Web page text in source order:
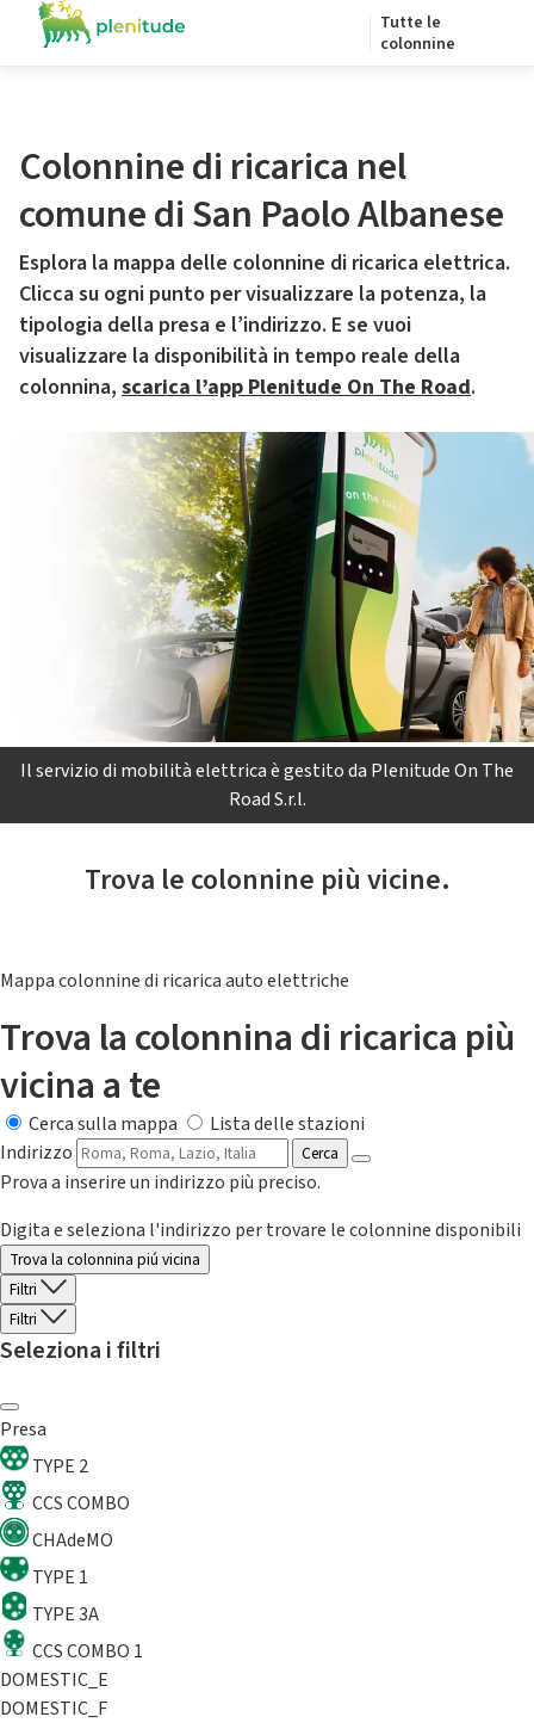
Tutte le
colonnine
Colonnine di ricarica nel
comune di San Paolo Albanese
Esplora la mappa delle colonnine di ricarica elettrica.
Clicca su ogni punto per visualizzare la potenza, la
tipologia della presa e l’indirizzo. E se vuoi
visualizzare la disponibilità in tempo reale della
colonnina, scarica l’app Plenitude On The Road.
Il servizio di mobilità elettrica è gestito da Plenitude On The
Road S.r.l.
Trova le colonnine più vicine.
Mappa colonnine di ricarica auto elettriche
Trova la colonnina di ricarica più
vicina a te
Cerca sulla mappa
Lista delle stazioni
Indirizzo
Cerca
Prova a inserire un indirizzo più preciso.
Digita e seleziona l'indirizzo per trovare le colonnine disponibili
Trova la colonnina piú vicina
Filtri
Filtri
Seleziona i filtri
Presa
TYPE 2
CCS COMBO
CHAdeMO
TYPE 1
TYPE 3A
CCS COMBO 1
DOMESTIC_E
DOMESTIC_F